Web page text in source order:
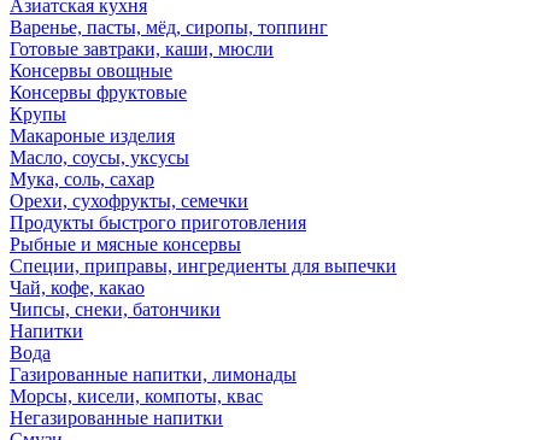
Азиатская кухня
Варенье, пасты, мёд, сиропы, топпинг
Готовые завтраки, каши, мюсли
Консервы овощные
Консервы фруктовые
Крупы
Макароные изделия
Масло, соусы, уксусы
Мука, соль, сахар
Орехи, сухофрукты, семечки
Продукты быстрого приготовления
Рыбные и мясные консервы
Специи, приправы, ингредиенты для выпечки
Чай, кофе, какао
Чипсы, снеки, батончики
Напитки
Вода
Газированные напитки, лимонады
Морсы, кисели, компоты, квас
Негазированные напитки